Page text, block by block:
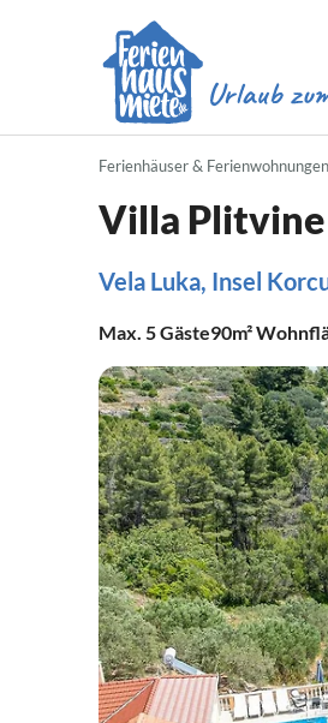
Ferienhäuser & Ferienwohnungen
Villa Plitvine
Vela Luka, Insel
Max. 5Gäste90m²